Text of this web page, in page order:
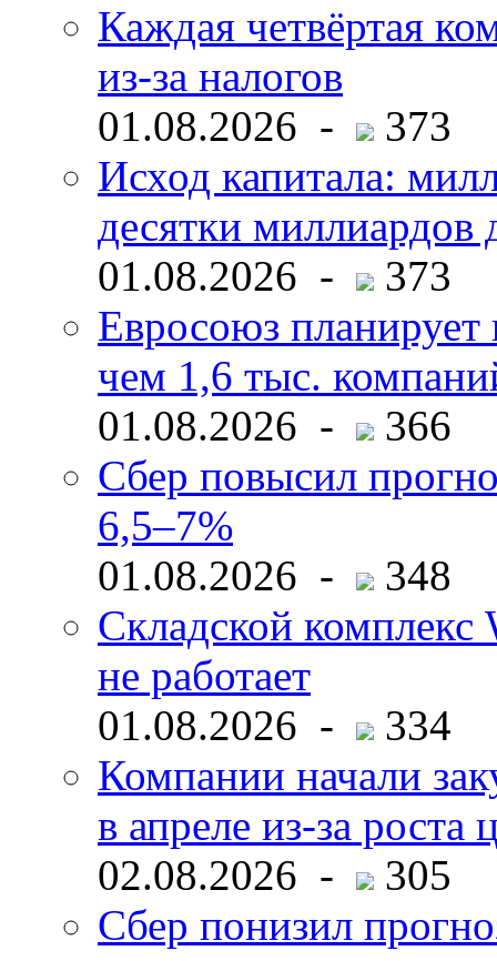
Каждая четвёртая
из-за налогов
01.08.2026 -
373
Исход капитала:
десятки миллиардов
01.08.2026 -
373
Евросоюз планирует
чем 1,6 тыс.
01.08.2026 -
366
Сбер повысил
6,5–7%
01.08.2026 -
348
Складской комплекс
не работает
01.08.2026 -
334
Компании начали
в апреле из-за роста
02.08.2026 -
305
Сбер понизил